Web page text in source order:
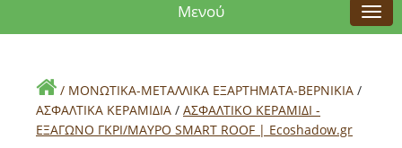
Μενού
/ ΜΟΝΩΤΙΚΑ-ΜΕΤΑΛΛΙΚΑ ΕΞΑΡΤΗΜΑΤΑ-ΒΕΡΝΙΚΙΑ /
ΑΣΦΑΛΤΙΚΑ ΚΕΡΑΜΙΔΙΑ / ΑΣΦΑΛΤΙΚΟ ΚΕΡΑΜΙΔΙ -
ΕΞΑΓΩΝΟ ΓΚΡΙ/ΜΑΥΡΟ SMART ROOF | Εcoshadow.gr